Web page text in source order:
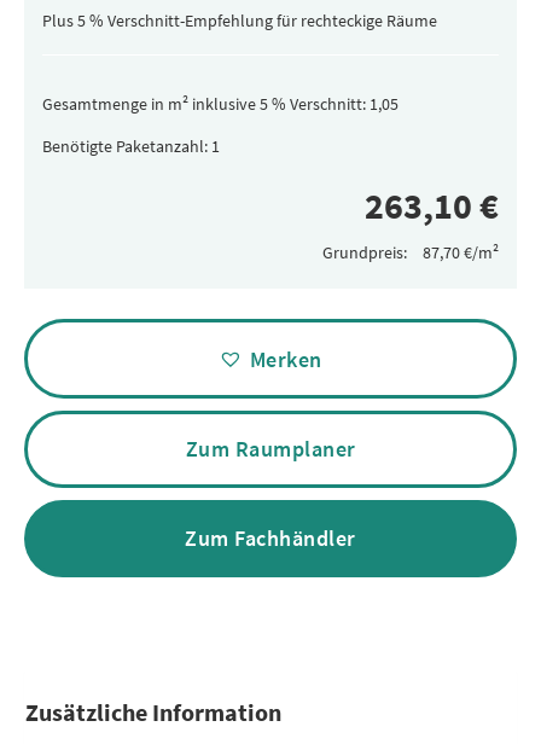
Plus 5 % Verschnitt-Empfehlung für rechteckige Räume
Gesamtmenge in m² inklusive 5 % Verschnitt:
Benötigte Paketanzahl:
Grundpreis:
Alternative:
Merken
Zum Raumplaner
Zum Fachhändler
Zusätzliche Information